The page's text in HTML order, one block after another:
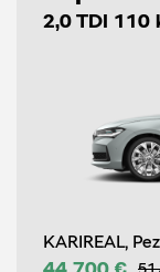
2,0 TDI 110
KARIREAL,